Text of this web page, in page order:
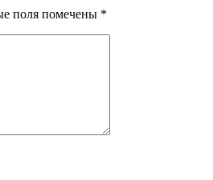
поля помечены *